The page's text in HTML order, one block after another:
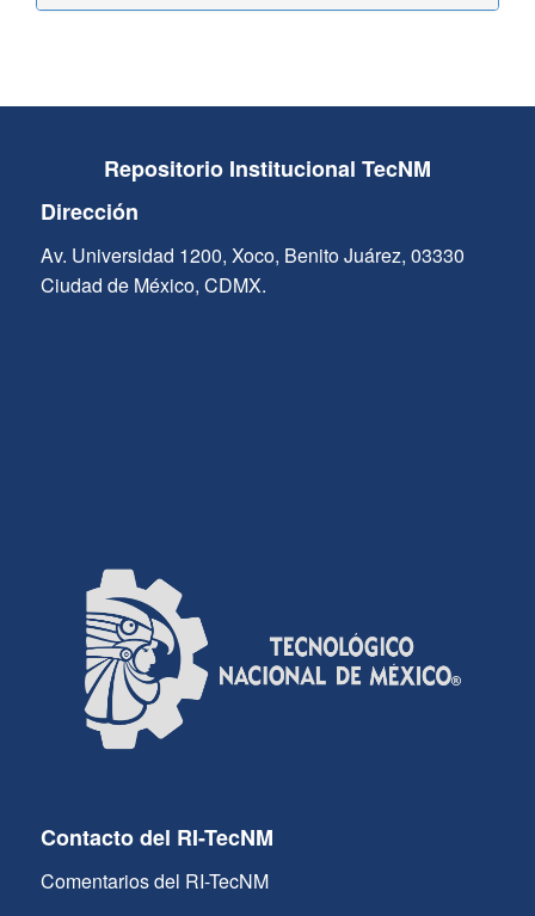
Repositorio Institucional TecNM
Dirección
Av. Universidad 1200, Xoco, Benito Juárez, 03330
Ciudad de México, CDMX.
Contacto del RI-TecNM
Comentarios del RI-TecNM